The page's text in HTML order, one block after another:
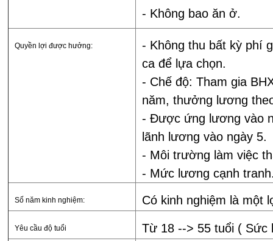
- Không bao ăn ở.
Quyền lợi được hưởng:
- Không thu bất kỳ phí
ca để lựa chọn.
- Chế độ: Tham gia
năm, thưởng lương
- Được ứng lương vào
lãnh lương vào ngày 5.
- Môi trường làm việc
- Mức lương cạnh
Số năm kinh nghiệm: Có kinh nghiệm là một
Yêu cầu độ tuổi Từ 18 --> 55 tuổi ( Sức